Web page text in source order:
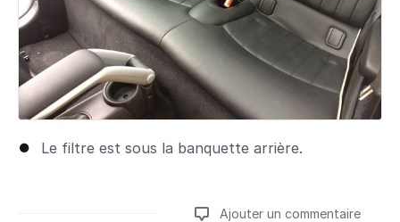
Le filtre est sous la banquette arrière.
Ajouter un commentaire